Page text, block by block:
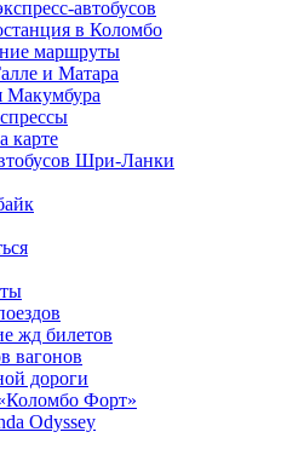
автобусов
в Коломбо
маршруты
и Матара
Макумбура
карте
Шри-Ланки
жд билетов
вагонов
дороги
Форт»
Odyssey